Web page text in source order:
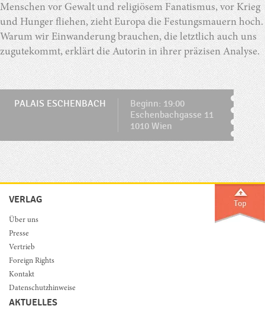
Menschen vor Gewalt und religiösem Fanatismus, vor Krieg
und Hunger fliehen, zieht Europa die Festungsmauern hoch.
Warum wir Einwanderung brauchen, die letztlich auch uns
zugutekommt, erklärt die Autorin in ihrer präzisen Analyse.
PALAIS ESCHENBACH
Beginn: 19:00
Eschenbachgasse 11
1010 Wien
VERLAG
Über uns
Presse
Vertrieb
Foreign Rights
Kontakt
Datenschutzhinweise
AKTUELLES